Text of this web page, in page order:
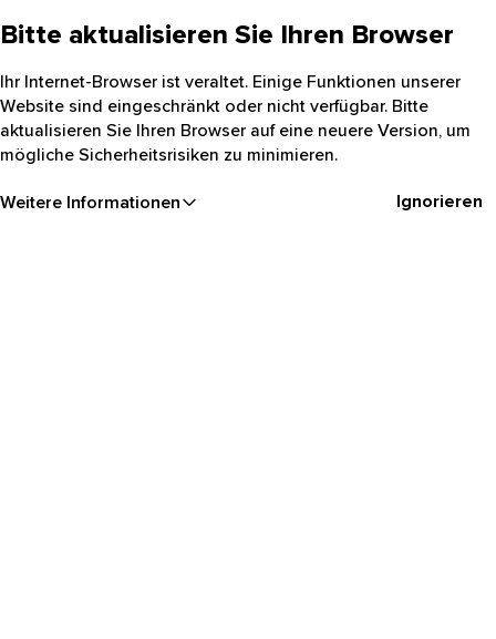
Bitte aktualisieren Sie Ihren Browser
Ihr Internet-Browser ist veraltet. Einige Funktionen unserer
Website sind eingeschränkt oder nicht verfügbar. Bitte
aktualisieren Sie Ihren Browser auf eine neuere Version, um
mögliche Sicherheitsrisiken zu minimieren.
Weitere Informationen Ignorieren